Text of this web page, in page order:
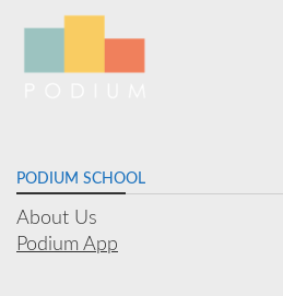
PODIUM SCHOOL
About Us
Podium App